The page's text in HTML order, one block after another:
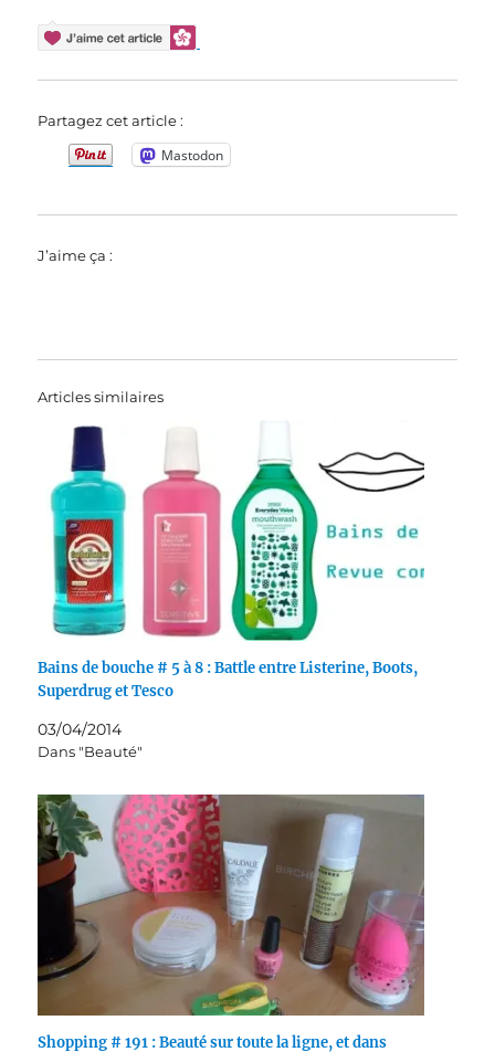
Partagez cet article :
Mastodon
J’aime ça :
Articles similaires
Bains de bouche # 5 à 8 : Battle entre Listerine, Boots,
Superdrug et Tesco
03/04/2014
Dans "Beauté"
Shopping # 191 : Beauté sur toute la ligne, et dans